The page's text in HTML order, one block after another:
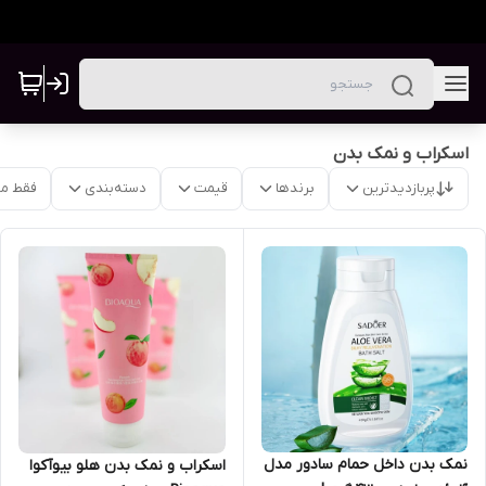
اسکراب و نمک بدن
پربازدیدترین برندها قیمت دسته‌بندی فقط
نمک بدن داخل حمام سادور مدل
اسکراب و نمک بدن هلو بیوآکوا